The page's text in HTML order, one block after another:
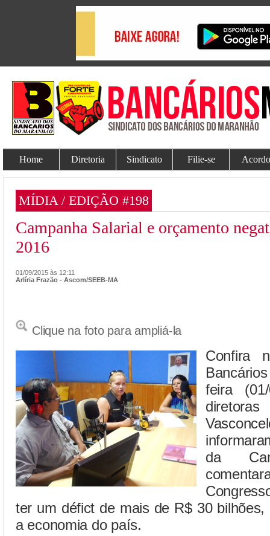
Home Diretoria Sindicato Filie-se
MÍDIA / EDIÇÃO #198
Campanha Salarial e orçamento
2016
01/09/2015 às 12:11
Arlíria Frazão - Ascom/SEEB-MA
Clique na foto para ampliá-la
Confira
feira
da
ter um défict de mais de R$ 30
a economia do país.